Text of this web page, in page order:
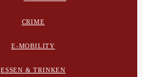
CRIME
E-MOBILITY
ESSEN & TRINKEN